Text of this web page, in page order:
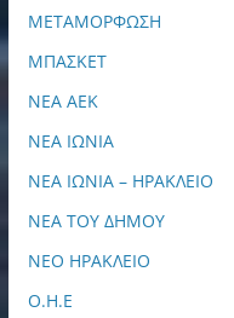
ΜΕΤΑΜΟΡΦΩΣΗ
ΜΠΑΣΚΕΤ
ΝΕΑ ΑΕΚ
ΝΕΑ ΙΩΝΙΑ
ΝΕΑ ΙΩΝΙΑ – ΗΡΑΚΛΕΙΟ
ΝΕΑ ΤΟΥ ΔΗΜΟΥ
ΝΕΟ ΗΡΑΚΛΕΙΟ
Ο.Η.Ε